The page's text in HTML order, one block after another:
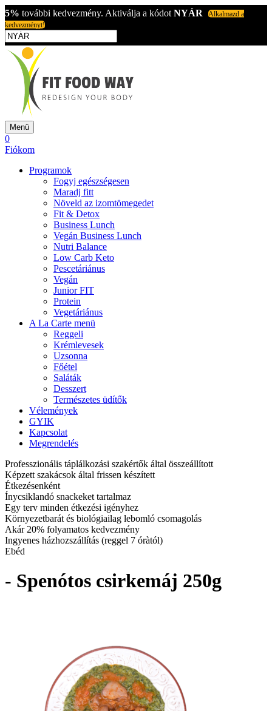
5% további kedvezmény. Aktiválja a kódot NYÁR
Alkalmazd a
kedvezményt!
Menü
0
Fiókom
Programok
Fogyj egészségesen
Maradj fitt
Növeld az izomtömegedet
Fit & Detox
Business Lunch
Vegán Business Lunch
Nutri Balance
Low Carb Keto
Pescetáriánus
Vegán
Junior FIT
Protein
Vegetáriánus
A La Carte menü
Reggeli
Krémlevesek
Uzsonna
Főétel
Saláták
Desszert
Természetes üdítők
Vélemények
GYIK
Kapcsolat
Megrendelés
Professzionális táplálkozási szakértők által összeállított
Képzett szakácsok által frissen készített
Étkezésenként
Ínycsiklandó snackeket tartalmaz
Egy terv minden étkezési igényhez
Környezetbarát és biológiailag lebomló csomagolás
Akár 20% folyamatos kedvezmény
Ingyenes házhozszállítás (reggel 7 óràtól)
Ebéd
- Spenótos csirkemáj 250g